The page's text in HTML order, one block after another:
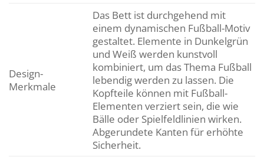
Design-
Merkmale
Das Bett ist durchgehend mit
einem dynamischen Fußball-Motiv
gestaltet. Elemente in Dunkelgrün
und Weiß werden kunstvoll
kombiniert, um das Thema Fußball
lebendig werden zu lassen. Die
Kopfteile können mit Fußball-
Elementen verziert sein, die wie
Bälle oder Spielfeldlinien wirken.
Abgerundete Kanten für erhöhte
Sicherheit.